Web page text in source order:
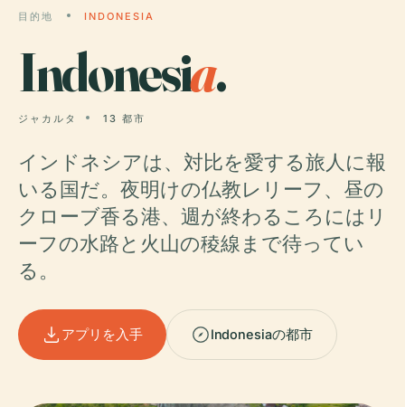
目的地 INDONESIA
Indonesia.
ジャカルタ 13 都市
インドネシアは、対比を愛する旅人に報
いる国だ。夜明けの仏教レリーフ、昼の
クローブ香る港、週が終わるころにはリ
ーフの水路と火山の稜線まで待ってい
る。
アプリを入手 Indonesiaの都市